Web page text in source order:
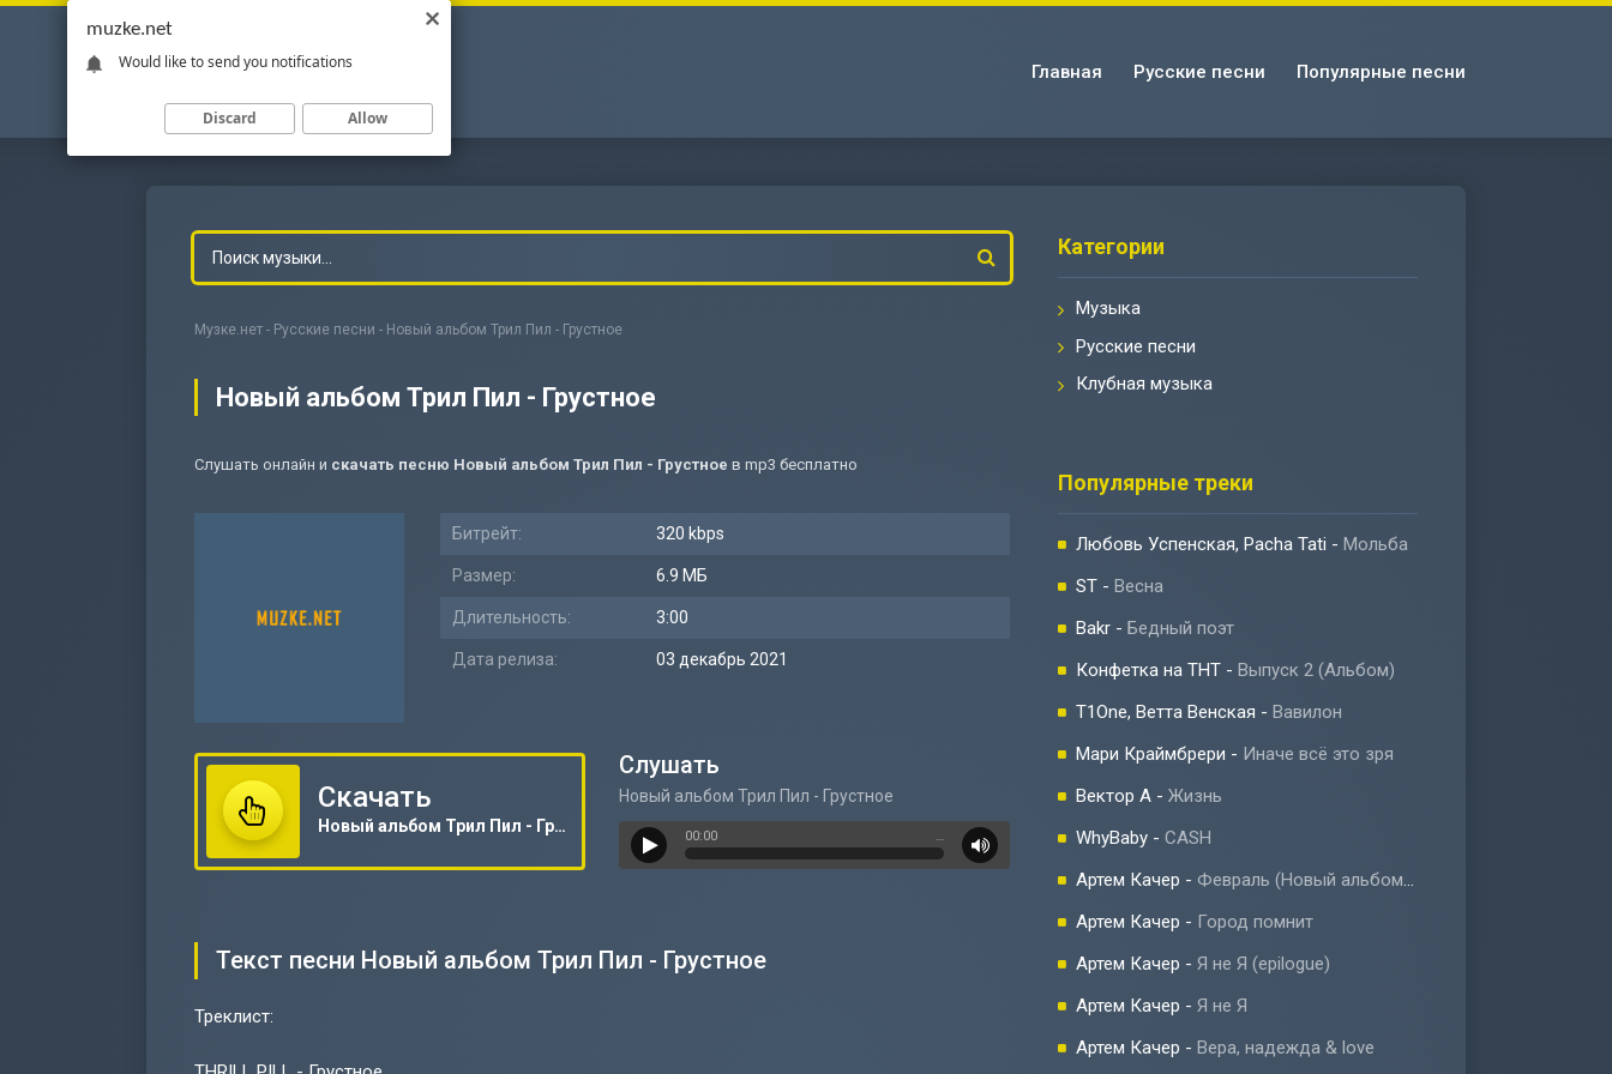
Главная Русские песни Популярные песни
Музке.нет - Русские песни - Новый альбом Трил Пил - Грустное
Новый альбом Трил Пил - Грустное
Слушать онлайн и скачать песню Новый альбом Трил Пил - Грустное в mp3 бесплатно
Битрейт: 320 kbps
Размер: 6.9 МБ
Длительность: 3:00
Дата релиза: 03 декабрь 2021
Скачать
Новый альбом Трил Пил - Грустное
Слушать
Новый альбом Трил Пил - Грустное
00:00 …
Текст песни Новый альбом Трил Пил - Грустное
Треклист:
Категории
Музыка
Русские песни
Клубная музыка
Популярные треки
Любовь Успенская, Pacha Tati - Мольба
ST - Весна
Bakr - Бедный поэт
Конфетка на ТНТ - Выпуск 2 (Альбом)
T1One, Ветта Венская - Вавилон
Мари Краймбрери - Иначе всё это зря
Вектор А - Жизнь
WhyBaby - CASH
Артем Качер - Февраль (Новый альбом 2023)
Артем Качер - Город помнит
Артем Качер - Я не Я (epilogue)
Артем Качер - Я не Я
Артем Качер - Вера, надежда & love
muzke.net
Would like to send you notifications
Discard Allow